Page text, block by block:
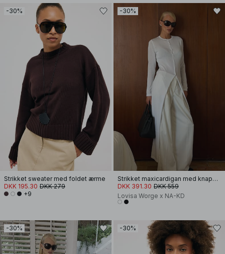
-30%
Strikket sweater med foldet ærme
DKK 195.30 DKK 279
+9
-30%
Strikket maxicardigan med knapdetalje
DKK 391.30 DKK 559
Lovisa Worge x NA-KD
-30% -30%